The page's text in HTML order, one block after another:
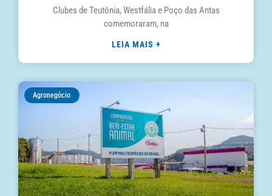
Clubes de Teutônia, Westfália e Poço das Antas
comemoraram, na
LEIA MAIS +
Agronegócio